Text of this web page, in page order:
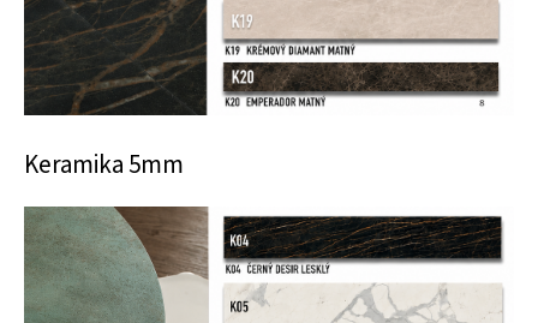
Keramika 5mm